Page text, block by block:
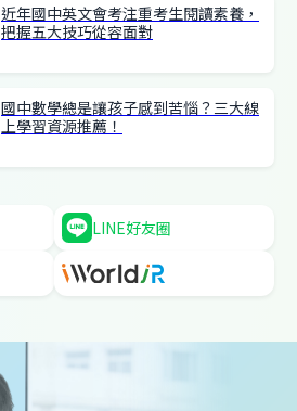
近年國中英文會考注重考生閱讀素養，
把握五大技巧從容面對
國中數學總是讓孩子感到苦惱？三大線
上學習資源推薦！
LINE好友圈